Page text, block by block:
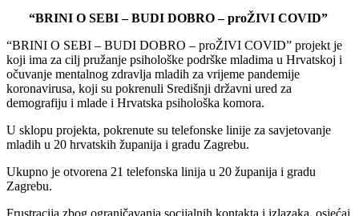
“BRINI O SEBI – BUDI DOBRO – proŽIVI COVID”
“BRINI O SEBI – BUDI DOBRO – proŽIVI COVID” projekt je
koji ima za cilj pružanje psihološke podrške mladima u Hrvatskoj i
očuvanje mentalnog zdravlja mladih za vrijeme pandemije
koronavirusa, koji su pokrenuli Središnji državni ured za
demografiju i mlade i Hrvatska psihološka komora.
U sklopu projekta, pokrenute su telefonske linije za savjetovanje
mladih u 20 hrvatskih županija i gradu Zagrebu.
Ukupno je otvorena 21 telefonska linija u 20 županija i gradu
Zagrebu.